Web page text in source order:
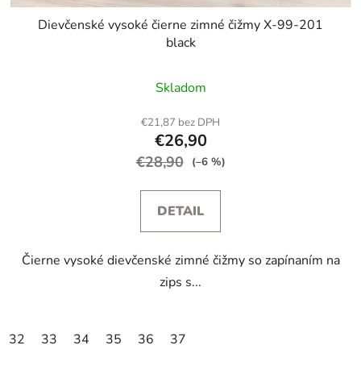
Dievčenské vysoké čierne zimné čižmy X-99-201
black
Skladom
€21,87 bez DPH
€26,90
€28,90 (–6 %)
DETAIL
Čierne vysoké dievčenské zimné čižmy so zapínaním na
zips s...
32 33 34 35 36 37